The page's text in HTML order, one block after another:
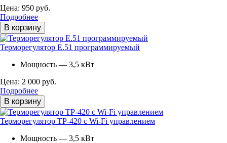
Цена: 950 руб.
Подробнее
В корзину
Терморегулятор E.51 программируемый
Мощность — 3,5 кВт
Цена: 2 000 руб.
Подробнее
В корзину
Терморегулятор ТР-420 с Wi-Fi управлением
Мощность — 3,5 кВт